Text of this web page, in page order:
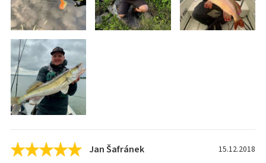
Jan Šafránek 15.12.2018